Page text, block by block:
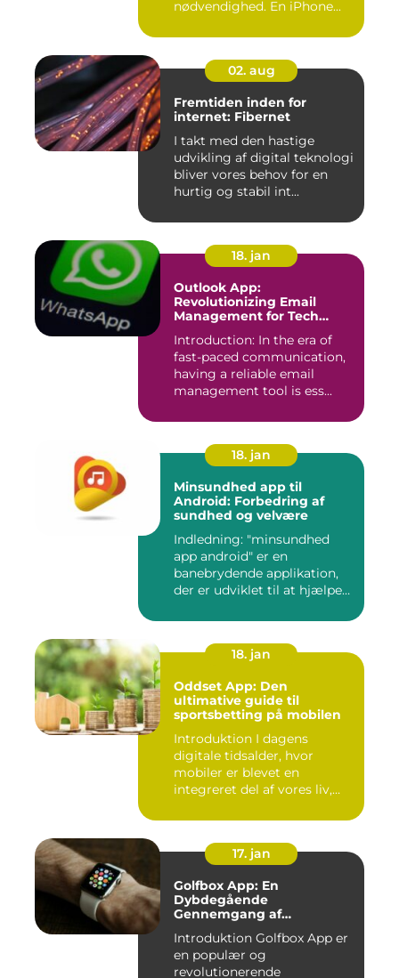
nødvendighed. En iPhone...
02. aug
Fremtiden inden for
internet: Fibernet
I takt med den hastige
udvikling af digital teknologi
bliver vores behov for en
hurtig og stabil int...
18. jan
Outlook App:
Revolutionizing Email
Management for Tech
Introduction: In the era of
fast-paced communication,
having a reliable email
management tool is ess...
18. jan
Minsundhed app til
Android: Forbedring af
sundhed og velvære
Indledning: "minsundhed
app android" er en
banebrydende applikation,
der er udviklet til at hjælpe
18. jan
Oddset App: Den
ultimative guide til
sportsbetting på mobilen
Introduktion I dagens
digitale tidsalder, hvor
mobiler er blevet en
integreret del af vores liv,
17. jan
Golfbox App: En
Dybdegående
Gennemgang af
Introduktion Golfbox App er
en populær og
revolutionerende